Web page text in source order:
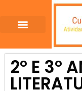
2º E 3º